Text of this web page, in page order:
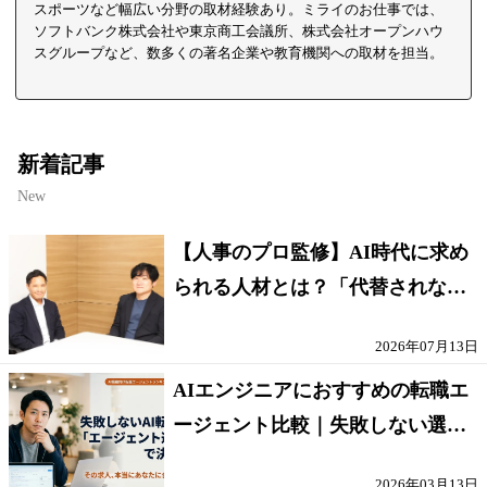
スポーツなど幅広い分野の取材経験あり。ミライのお仕事では、
ソフトバンク株式会社や東京商工会議所、株式会社オープンハウ
スグループなど、数多くの著名企業や教育機関への取材を担当。
新着記事
New
【人事のプロ監修】AI時代に求め
られる人材とは？「代替されない
2026年07月13日
AIエンジニアにおすすめの転職エ
ージェント比較｜失敗しない選び